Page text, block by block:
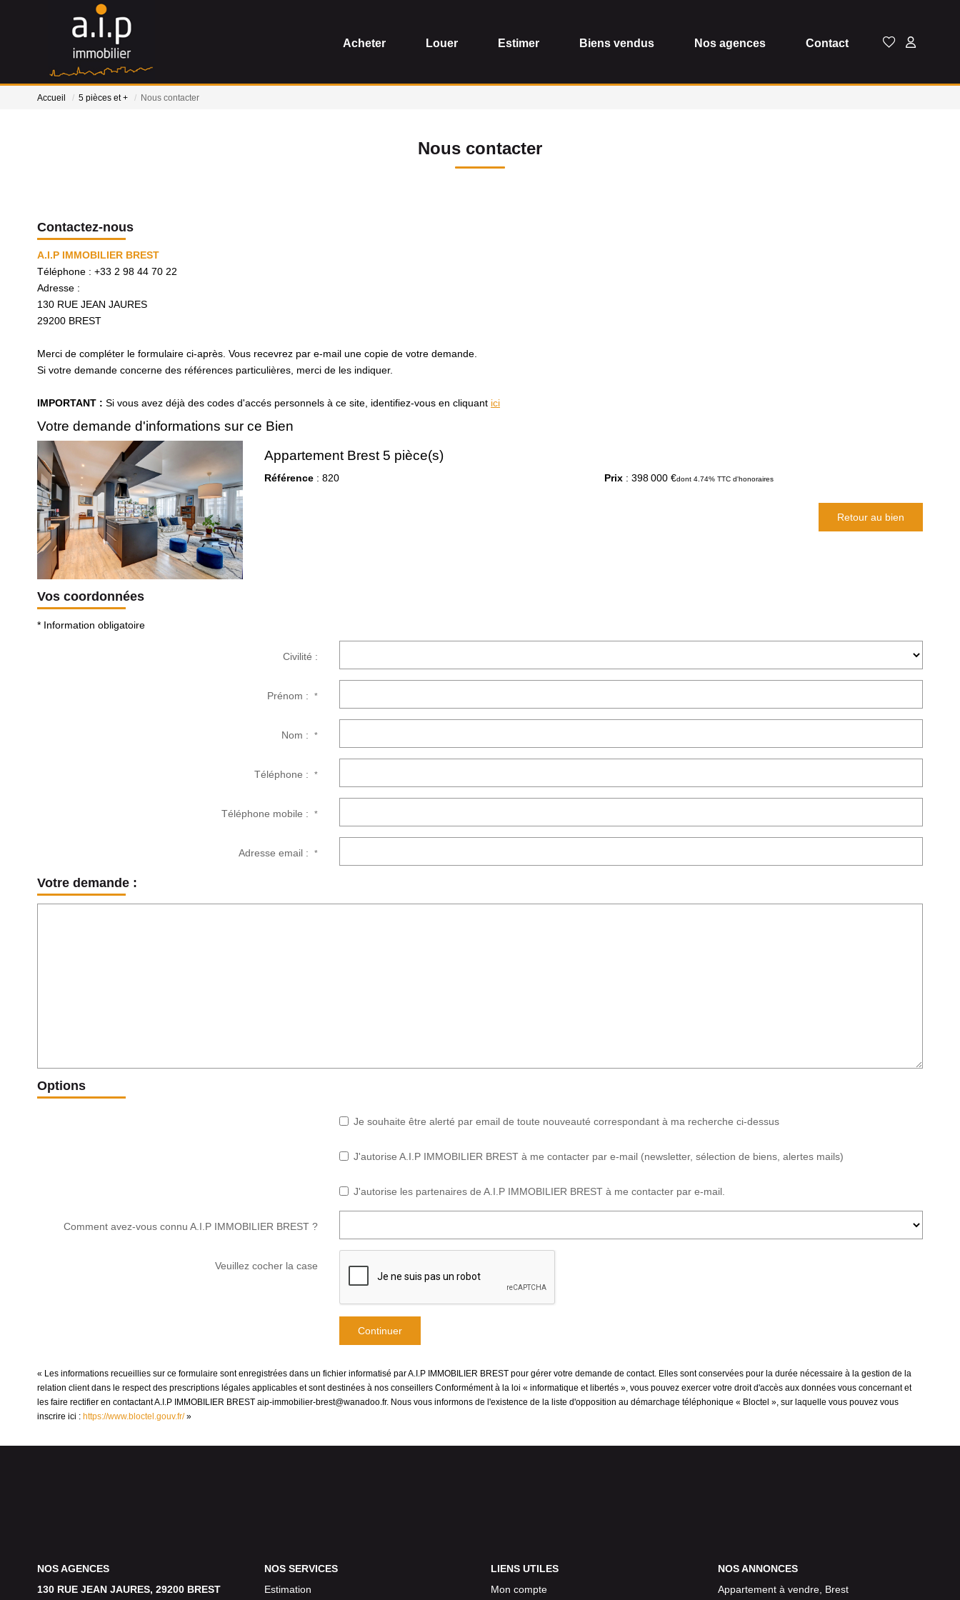
Acheter Louer Estimer Biens vendus Nos agences Contact
Accueil 5 pièces et + Nous contacter
Nous contacter
Contactez-nous
A.I.P IMMOBILIER BREST
Téléphone : +33 2 98 44 70 22
Adresse :
130 RUE JEAN JAURES
29200 BREST
Merci de compléter le formulaire ci-après. Vous recevrez par e-mail une copie de votre demande.
Si votre demande concerne des références particulières, merci de les indiquer.
IMPORTANT : Si vous avez déjà des codes d'accés personnels à ce site, identifiez-vous en cliquant ici
Votre demande d'informations sur ce Bien
Appartement Brest 5 pièce(s)
Référence: 820 Prix: 398 000 €dont 4.74% TTC d'honoraires
Retour au bien
Vos coordonnées
* Information obligatoire
Civilité :
Prénom :*
Nom :*
Téléphone :*
Téléphone mobile :*
Adresse email :*
Votre demande :
Options
Je souhaite être alerté par email de toute nouveauté correspondant à ma recherche ci-dessus
J'autorise A.I.P IMMOBILIER BREST à me contacter par e-mail (newsletter, sélection de biens, alertes mails)
J'autorise les partenaires de A.I.P IMMOBILIER BREST à me contacter par e-mail.
Comment avez-vous connu A.I.P IMMOBILIER BREST ?
Veuillez cocher la case
Continuer
« Les informations recueillies sur ce formulaire sont enregistrées dans un fichier informatisé par A.I.P IMMOBILIER BREST pour gérer votre demande de contact. Elles sont conservées pour la durée nécessaire à la gestion de la
relation client dans le respect des prescriptions légales applicables et sont destinées à nos conseillers Conformément à la loi « informatique et libertés », vous pouvez exercer votre droit d'accès aux données vous concernant et
les faire rectifier en contactant A.I.P IMMOBILIER BREST aip-immobilier-brest@wanadoo.fr. Nous vous informons de l'existence de la liste d'opposition au démarchage téléphonique « Bloctel », sur laquelle vous pouvez vous
inscrire ici : https://www.bloctel.gouv.fr/»
NOS AGENCES
130 RUE JEAN JAURES, 29200 BREST
NOS SERVICES
Estimation
LIENS UTILES
Mon compte
NOS ANNONCES
Appartement à vendre, Brest